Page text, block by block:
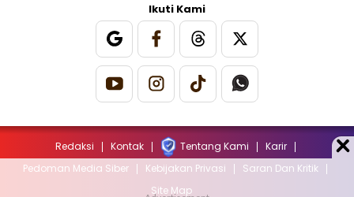
Ikuti Kami
Redaksi Kontak Tentang Kami
Karir
Pedoman Media Siber
Kebijakan Privasi
Saran Dan Kritik
Site Map